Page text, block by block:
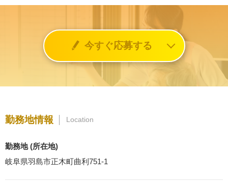
今すぐ応募する
勤務地情報 Location
勤務地 (所在地)
岐阜県羽島市正木町曲利751-1